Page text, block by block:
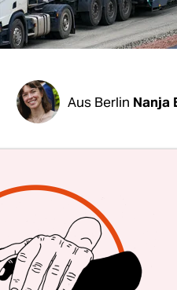
Aus Berlin Nanja
Ein Topf voller Geld,
deutsche
Gleise ermöglicht –
aus Politik und
das Schienennetz.